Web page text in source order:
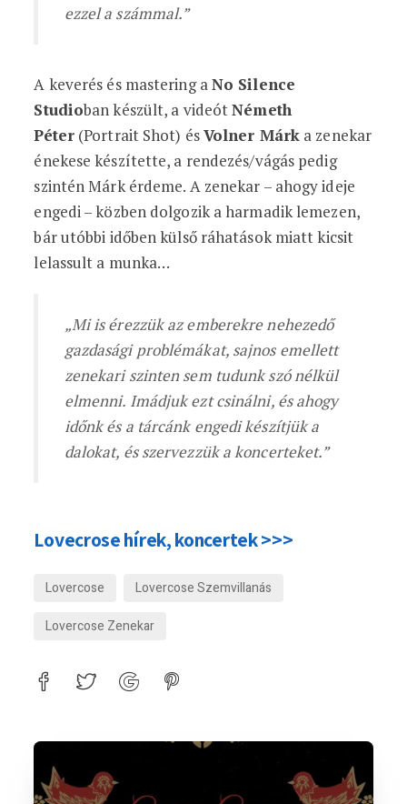
ezzel a számmal.”
A keverés és mastering aNo Silence
Studioban készült, a videótNémeth
Péter(Portrait Shot) ésVolner Márk a zenekar
énekese készítette, a rendezés/vágás pedig
szintén Márk érdeme. A zenekar – ahogy ideje
engedi – közben dolgozik a harmadik lemezen,
bár utóbbi időben külső ráhatások miatt kicsit
lelassult a munka…
„Mi is érezzük az emberekre nehezedő
gazdasági problémákat, sajnos emellett
zenekari szinten sem tudunk szó nélkül
elmenni. Imádjuk ezt csinálni, és ahogy
időnk és a tárcánk engedi készítjük a
dalokat, és szervezzük a koncerteket.”
Lovecrose hírek, koncertek >>>
Lovercose
Lovercose Szemvillanás
Lovercose Zenekar